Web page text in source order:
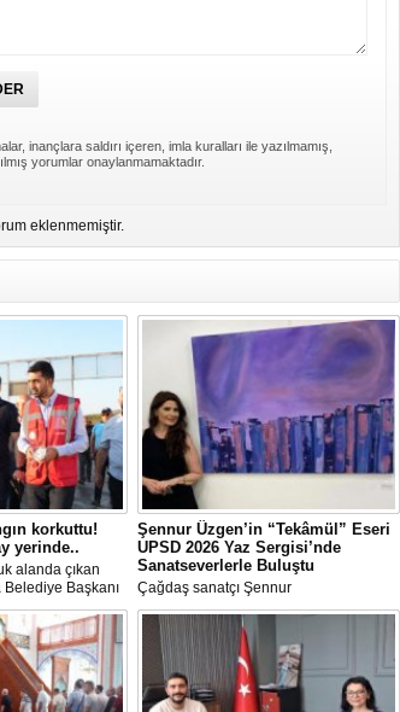
inançlara saldırı içeren, imla kuralları ile yazılmamış,
yorumlar onaylanmamaktadır.
eklenmemiştir.
korkuttu!
yerinde..
alanda çıkan
Belediye Başkanı
bölgeye giderek
Şennur Üzgen’in “Tekâmül” Eseri
UPSD 2026 Yaz Sergisi’nde
Sanatseverlerle Buluştu
Çağdaş sanatçı Şennur
Üzgen’in Tekâmül adlı eseri,
Uluslararası Plastik Sanatlar Derneği
(UPSD) tarafından düzenlenen 2026
Yaz Sergisi’nde sanatseverlerle buluştu.